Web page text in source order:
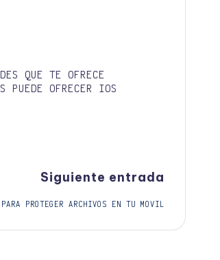
QUE TE OFRECE
PUEDE OFRECER IOS
Siguiente entrada
PROTEGER ARCHIVOS EN TU MOVIL